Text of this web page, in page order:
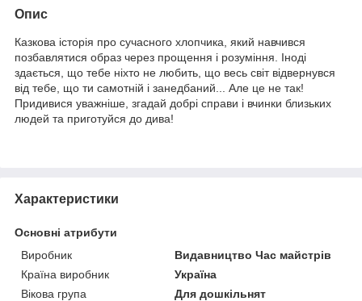
Опис
Казкова історія про сучасного хлопчика, який навчився
позбавлятися образ через прощення і розуміння. Іноді
здається, що тебе ніхто не любить, що весь світ відвернувся
від тебе, що ти самотній і занедбаний... Але це не так!
Придивися уважніше, згадай добрі справи і вчинки близьких
людей та приготуйся до дива!
Характеристики
Основні атрибути
Виробник
Видавництво Час майстрів
Країна виробник
Україна
Вікова група
Для дошкільнят